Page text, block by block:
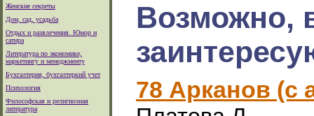
Женские секреты
Дом, сад, усадьба
Отдых и развлечения. Юмор и
сатира
Литература по экономике,
маркетингу и менеджменту
Бухгалтерия, бухгалтеркий учет
Психология
Философская и религиозная
литература
Возможно,
78 Арканов (с